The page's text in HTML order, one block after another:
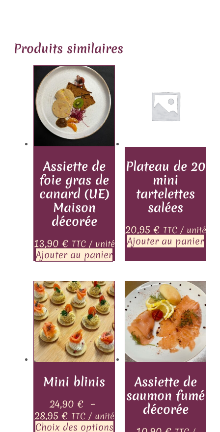
Produits similaires
Assiette de
foie gras de
canard (UE)
Maison
décorée
13,90€ TTC / unité
Ajouter au panier
Plateau de 20
mini
tartelettes
salées
20,95€ TTC / unité
Ajouter au panier
Mini blinis
24,90€ –
28,95€ TTC / unité
Choix des options
Assiette de
saumon fumé
décorée